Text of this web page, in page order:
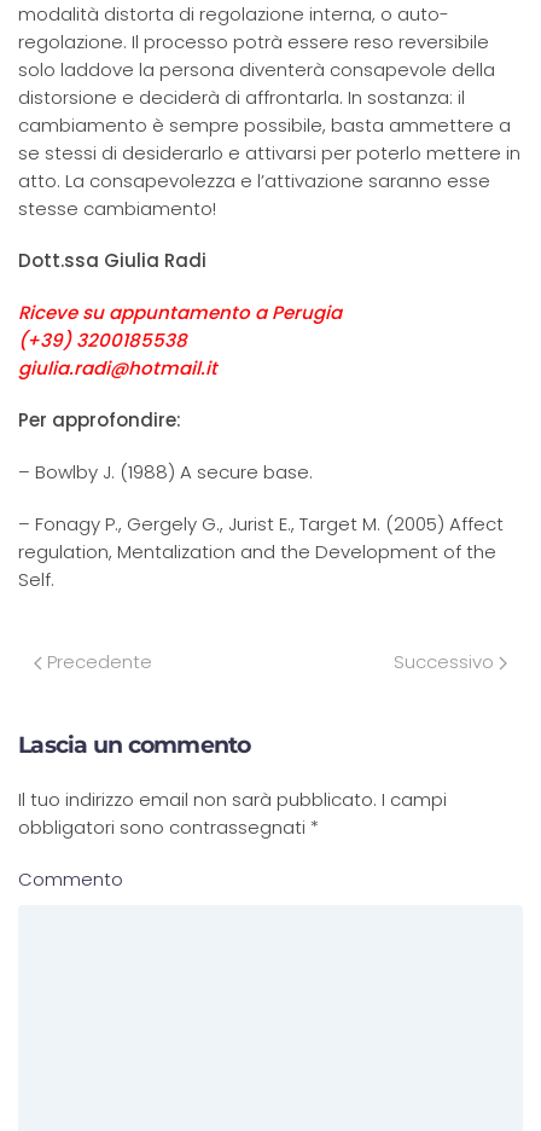
modalità distorta di regolazione interna, o auto-
regolazione. Il processo potrà essere reso reversibile
solo laddove la persona diventerà consapevole della
distorsione e deciderà di affrontarla. In sostanza: il
cambiamento è sempre possibile, basta ammettere a
se stessi di desiderarlo e attivarsi per poterlo mettere in
atto. La consapevolezza e l’attivazione saranno esse
stesse cambiamento!
Dott.ssa Giulia Radi
Riceve su appuntamento a Perugia
(+39) 3200185538
giulia.radi@hotmail.it
Per approfondire:
– Bowlby J. (1988) A secure base.
– Fonagy P., Gergely G., Jurist E., Target M. (2005) Affect
regulation, Mentalization and the Development of the
Self.
Precedente Successivo
Lascia un commento
Il tuo indirizzo email non sarà pubblicato. I campi
obbligatori sono contrassegnati *
Commento